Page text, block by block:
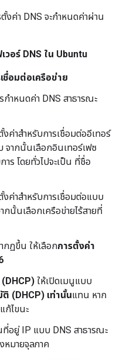
งค่า DNS จะกำหนดค่าผ่าน
วอร์ DNS ใน Ubuntu
ชื่อมต่อเครือข่าย
ำหนดค่า DNS สาธารณะ
ค่าสำหรับการเชื่อมต่ออีเทอร์
จากนั้นเลือกอินเทอร์เฟซ
ร โดยทั่วไปจะเป็น ที่ชื่อ
งค่าสำหรับการเชื่อมต่อแบบ
กนั้นเลือกเครือข่ายไร้สายที่
กฏขึ้น ให้เลือกการตั้งค่า
ให้เปิดเมนูแบบ
(DHCP) เท่านั้นแทน หาก
ก้ไขนะ
ที่อยู่ IP แบบ DNS สาธารณะ
หมายจุลภาค